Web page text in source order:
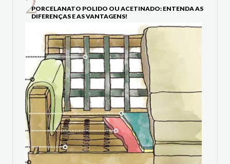
PORCELANATO POLIDO OU ACETINADO: ENTENDA AS
DIFERENÇAS E AS VANTAGENS!